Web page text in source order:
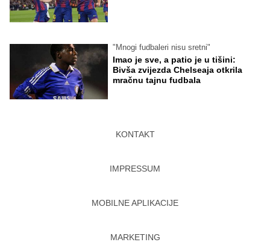
"Mnogi fudbaleri nisu sretni"
Imao je sve, a patio je u tišini:
Bivša zvijezda Chelseaja otkrila
mračnu tajnu fudbala
KONTAKT
IMPRESSUM
MOBILNE APLIKACIJE
MARKETING